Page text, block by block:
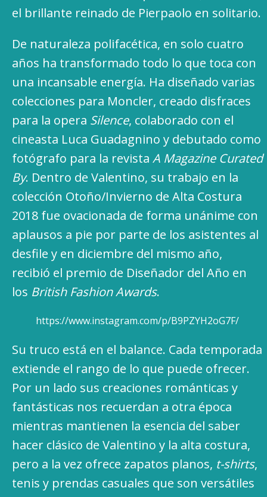
el brillante reinado de Pierpaolo en solitario.
De naturaleza polifacética, en solo cuatro
años ha transformado todo lo que toca con
una incansable energía. Ha diseñado varias
colecciones para Moncler, creado disfraces
para la opera Silence, colaborado con el
cineasta Luca Guadagnino y debutado como
fotógrafo para la revista A Magazine Curated
By. Dentro de Valentino, su trabajo en la
colección Otoño/Invierno de Alta Costura
2018 fue ovacionada de forma unánime con
aplausos a pie por parte de los asistentes al
desfile y en diciembre del mismo año,
recibió el premio de Diseñador del Año en
los British Fashion Awards.
https://www.instagram.com/p/B9PZYH2oG7F/
Su truco está en el balance. Cada temporada
extiende el rango de lo que puede ofrecer.
Por un lado sus creaciones románticas y
fantásticas nos recuerdan a otra época
mientras mantienen la esencia del saber
hacer clásico de Valentino y la alta costura,
pero a la vez ofrece zapatos planos, t-shirts,
tenis y prendas casuales que son versátiles